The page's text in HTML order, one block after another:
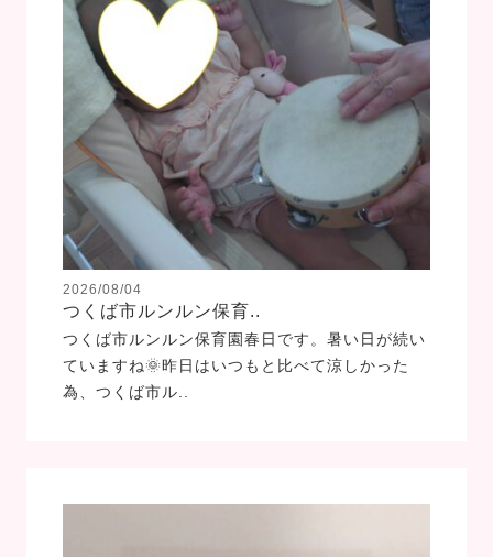
2026/08/04
つくば市ルンルン保育..
つくば市ルンルン保育園春日です。暑い日が続い
ていますね🌞昨日はいつもと比べて涼しかった
為、つくば市ル..